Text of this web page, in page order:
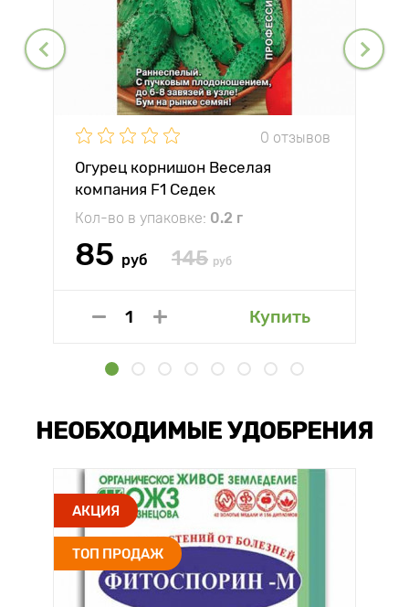
0 отзывов
Огурец корнишон Веселая
компания F1 Седек
Кол-во в упаковке: 0.2 г
85 руб 145 руб
Купить
НЕОБХОДИМЫЕ УДОБРЕНИЯ
АКЦИЯ
ТОП ПРОДАЖ